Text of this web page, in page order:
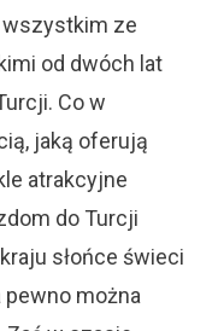
wszystkim ze
od dwóch lat
Co w
jaką oferują
atrakcyjne
do Turcji
słońce świeci
pewno można